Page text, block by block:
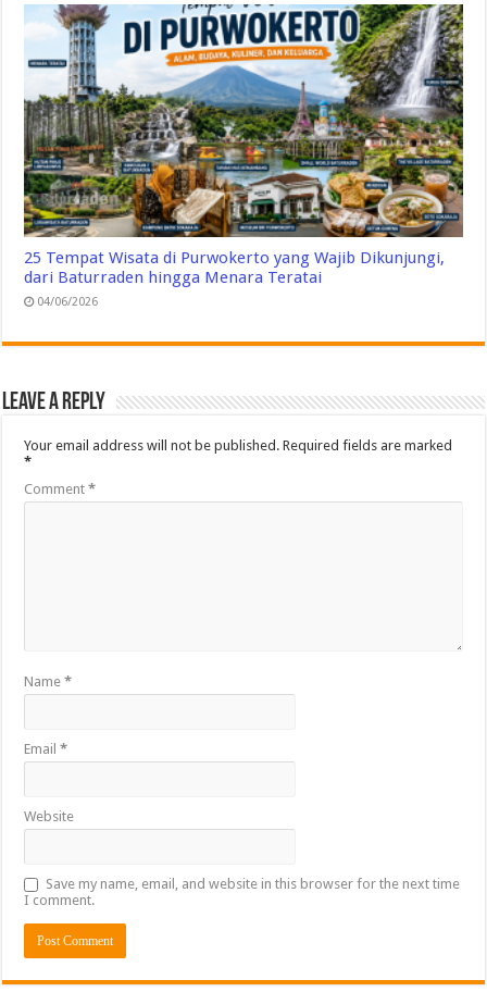
25 Tempat Wisata di Purwokerto yang Wajib Dikunjungi,
dari Baturraden hingga Menara Teratai
04/06/2026
Leave a Reply
Your email address will not be published. Required fields are marked
*
Comment*
Name*
Email*
Website
Save my name, email, and website in this browser for the next time
I comment.